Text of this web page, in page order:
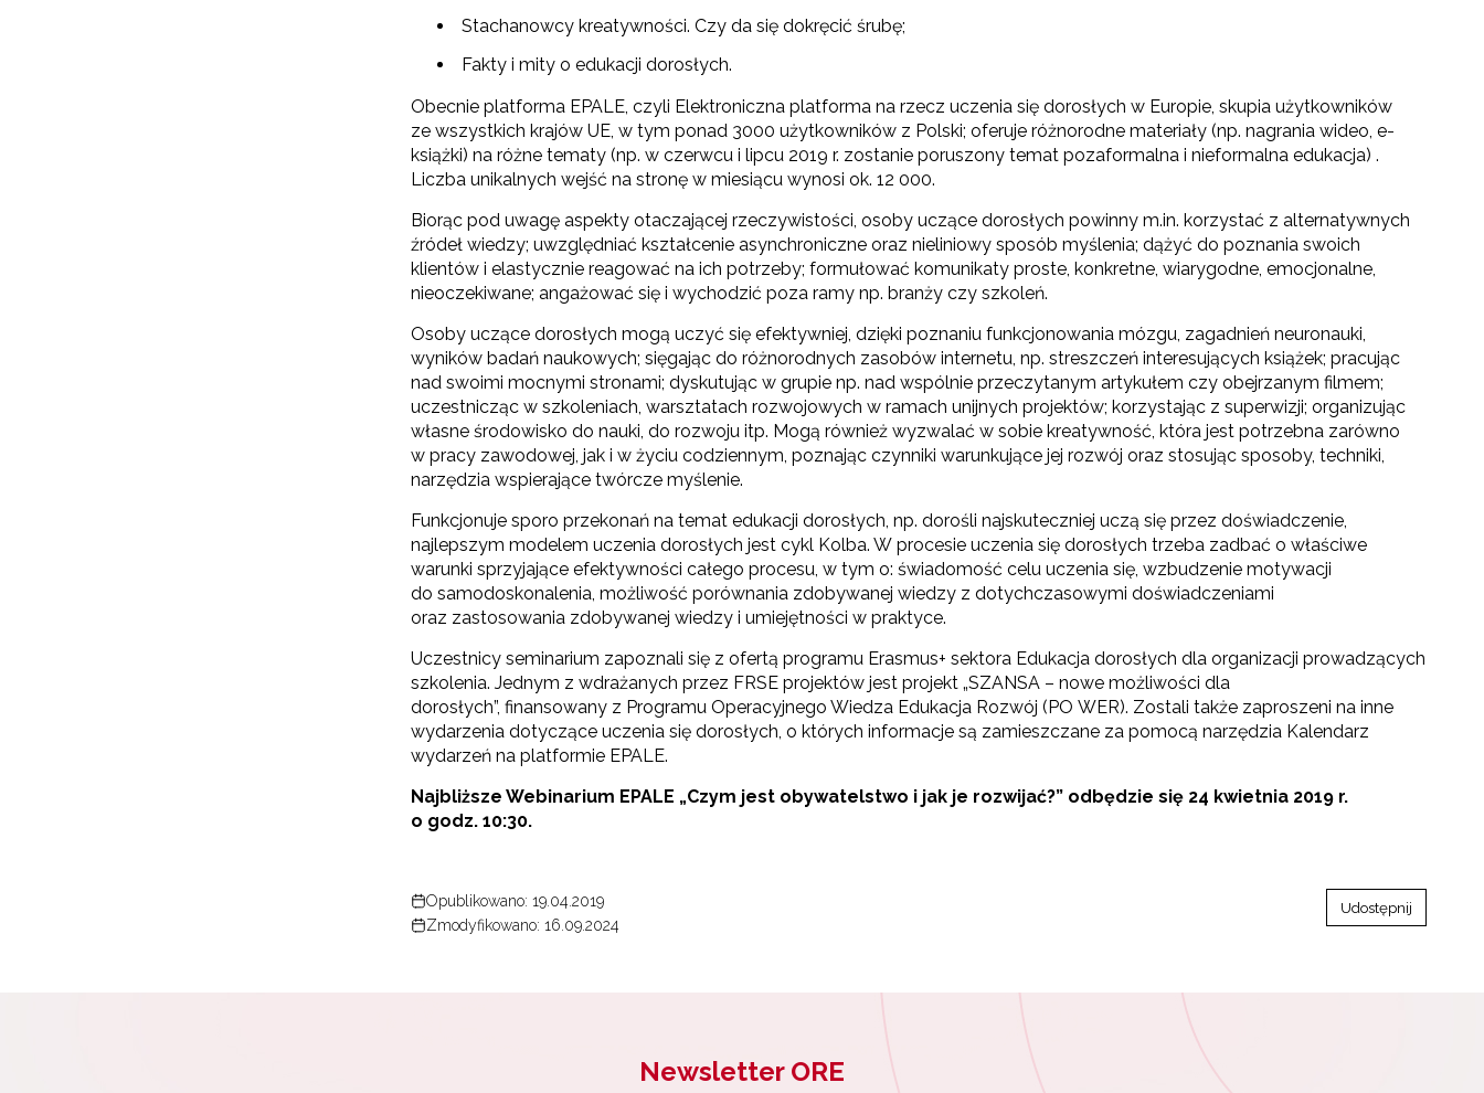
Stachanowcy kreatywności. Czy da się dokręcić śrubę;
Fakty i mity o edukacji dorosłych.
Obecnie platforma EPALE, czyli Elektroniczna platforma na rzecz uczenia się dorosłych w Europie, skupia użytkowników
ze wszystkich krajów UE, w tym ponad 3000 użytkowników z Polski; oferuje różnorodne materiały (np. nagrania wideo, e-
książki) na różne tematy (np. w czerwcu i lipcu 2019 r. zostanie poruszony temat pozaformalna i nieformalna edukacja) .
Liczba unikalnych wejść na stronę w miesiącu wynosi ok. 12 000.
Biorąc pod uwagę aspekty otaczającej rzeczywistości, osoby uczące dorosłych powinny m.in. korzystać z alternatywnych
źródeł wiedzy; uwzględniać kształcenie asynchroniczne oraz nieliniowy sposób myślenia; dążyć do poznania swoich
klientów i elastycznie reagować na ich potrzeby; formułować komunikaty proste, konkretne, wiarygodne, emocjonalne,
nieoczekiwane; angażować się i wychodzić poza ramy np. branży czy szkoleń.
Osoby uczące dorosłych mogą uczyć się efektywniej, dzięki poznaniu funkcjonowania mózgu, zagadnień neuronauki,
wyników badań naukowych; sięgając do różnorodnych zasobów internetu, np. streszczeń interesujących książek; pracując
nad swoimi mocnymi stronami; dyskutując w grupie np. nad wspólnie przeczytanym artykułem czy obejrzanym filmem;
uczestnicząc w szkoleniach, warsztatach rozwojowych w ramach unijnych projektów; korzystając z superwizji; organizując
własne środowisko do nauki, do rozwoju itp. Mogą również wyzwalać w sobie kreatywność, która jest potrzebna zarówno
w pracy zawodowej, jak i w życiu codziennym, poznając czynniki warunkujące jej rozwój oraz stosując sposoby, techniki,
narzędzia wspierające twórcze myślenie.
Funkcjonuje sporo przekonań na temat edukacji dorosłych, np. dorośli najskuteczniej uczą się przez doświadczenie,
najlepszym modelem uczenia dorosłych jest cykl Kolba. W procesie uczenia się dorosłych trzeba zadbać o właściwe
warunki sprzyjające efektywności całego procesu, w tym o: świadomość celu uczenia się, wzbudzenie motywacji
do samodoskonalenia, możliwość porównania zdobywanej wiedzy z dotychczasowymi doświadczeniami
oraz zastosowania zdobywanej wiedzy i umiejętności w praktyce.
Uczestnicy seminarium zapoznali się z ofertą programu Erasmus+ sektora Edukacja dorosłych dla organizacji prowadzących
szkolenia. Jednym z wdrażanych przez FRSE projektów jest projekt „SZANSA – nowe możliwości dla
dorosłych”, finansowany z Programu Operacyjnego Wiedza Edukacja Rozwój (PO WER). Zostali także zaproszeni na inne
wydarzenia dotyczące uczenia się dorosłych, o których informacje są zamieszczane za pomocą narzędzia Kalendarz
wydarzeń na platformie EPALE.
Najbliższe Webinarium EPALE „Czym jest obywatelstwo i jak je rozwijać?” odbędzie się 24 kwietnia 2019 r.
o godz. 10:30.
Opublikowano: 19.04.2019
Zmodyfikowano: 16.09.2024
Udostępnij
Newsletter ORE